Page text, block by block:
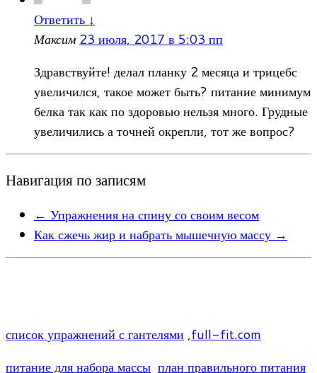
Ответить ↓
Максим 23 июля, 2017 в 5:03 пп
Здравствуйте! делал планку 2 месяца и трицебс
увеличился, такое может быть? питание минимум
белка так как по здоровью нельзя много. Грудные
увеличились а точней окрепли, тот же вопрос?
Навигация по записям
← Упражнения на спину со своим весом
Как сжечь жир и набрать мышечную массу →
список упражнений с гантелями ,full-fit.com
питание для набора массы план правильного питания